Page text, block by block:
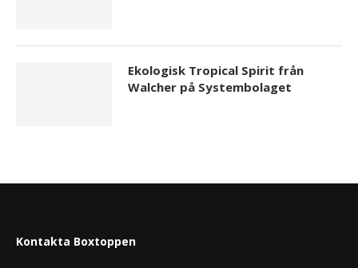
Ekologisk Tropical Spirit från
Walcher på Systembolaget
Kontakta Boxtoppen